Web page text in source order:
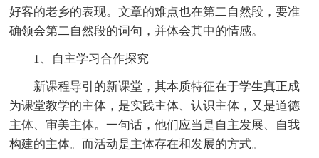
好客的老乡的表现。文章的难点也在第二自然段，要准
确领会第二自然段的词句，并体会其中的情感。
1、自主学习合作探究
新课程导引的新课堂，其本质特征在于学生真正成
为课堂教学的主体，是实践主体、认识主体，又是道德
主体、审美主体。一句话，他们应当是自主发展、自我
构建的主体。而活动是主体存在和发展的方式。